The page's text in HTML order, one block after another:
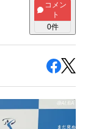
コメン
ト
0件